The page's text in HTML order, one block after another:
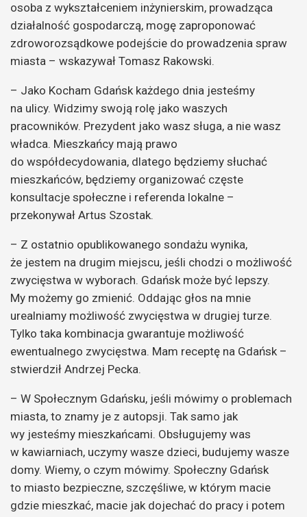
osoba z wykształceniem inżynierskim, prowadząca
działalność gospodarczą, mogę zaproponować
zdroworozsądkowe podejście do prowadzenia spraw
miasta – wskazywał Tomasz Rakowski.
– Jako Kocham Gdańsk każdego dnia jesteśmy
na ulicy. Widzimy swoją rolę jako waszych
pracowników. Prezydent jako wasz sługa, a nie wasz
władca. Mieszkańcy mają prawo
do współdecydowania, dlatego będziemy słuchać
mieszkańców, będziemy organizować częste
konsultacje społeczne i referenda lokalne –
przekonywał Artus Szostak.
– Z ostatnio opublikowanego sondażu wynika,
że jestem na drugim miejscu, jeśli chodzi o możliwość
zwycięstwa w wyborach. Gdańsk może być lepszy.
My możemy go zmienić. Oddając głos na mnie
urealniamy możliwość zwycięstwa w drugiej turze.
Tylko taka kombinacja gwarantuje możliwość
ewentualnego zwycięstwa. Mam receptę na Gdańsk –
stwierdził Andrzej Pecka.
– W Społecznym Gdańsku, jeśli mówimy o problemach
miasta, to znamy je z autopsji. Tak samo jak
wy jesteśmy mieszkańcami. Obsługujemy was
w kawiarniach, uczymy wasze dzieci, budujemy wasze
domy. Wiemy, o czym mówimy. Społeczny Gdańsk
to miasto bezpieczne, szczęśliwe, w którym macie
gdzie mieszkać, macie jak dojechać do pracy i potem